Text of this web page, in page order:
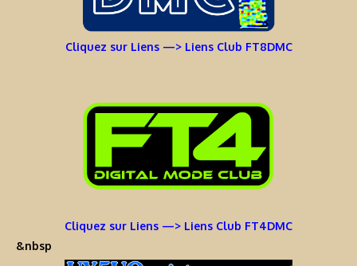
Cliquez sur Liens —> Liens Club FT8DMC
Cliquez sur Liens —> Liens Club FT4DMC
&nbsp